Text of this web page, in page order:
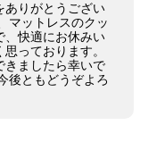
ありがとうござい
マットレスのクッ
、快適にお休みい
っております。
きましたら幸いで
後ともどうぞよろ